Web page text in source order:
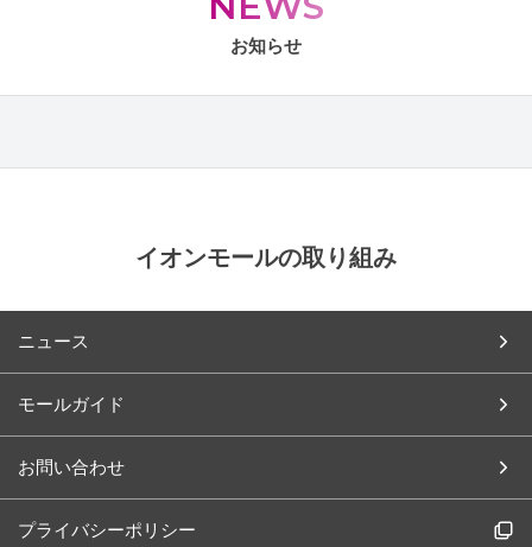
お知らせ
イオンモールの取り組み
ニュース
モールガイド
お問い合わせ
プライバシーポリシー